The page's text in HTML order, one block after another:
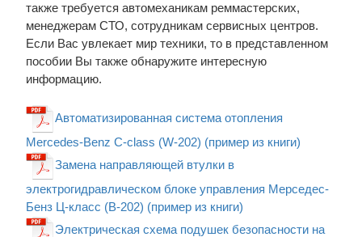
также требуется автомеханикам реммастерских,
менеджерам СТО, сотрудникам сервисных центров.
Если Вас увлекает мир техники, то в представленном
пособии Вы также обнаружите интересную
информацию.
Автоматизированная система отопления
Mercedes-Benz C-class (W-202) (пример из книги)
Замена направляющей втулки в
электрогидравлическом блоке управления Мерседес-
Бенз Ц-класс (В-202) (пример из книги)
Электрическая схема подушек безопасности на